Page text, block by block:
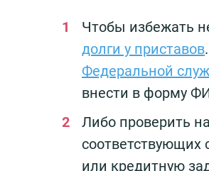
Чтобы избежать
долги у приставов
Федеральной
внести в форму
Либо проверить
соответствующих
или кредитную